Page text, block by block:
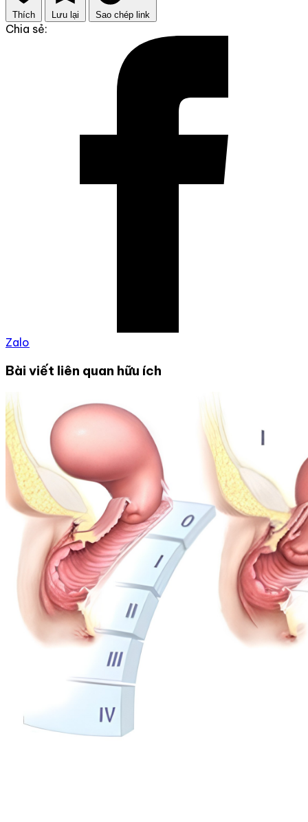
Thích Lưu lại Sao chép link
Chia sẻ:
Zalo
Bài viết liên quan hữu ích